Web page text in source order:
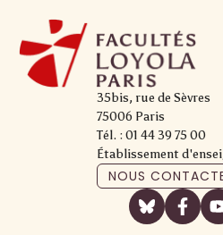
35bis, rue de Sèvres
75006 Paris
Tél. : 01 44 39 75 00
Établissement
NOUS